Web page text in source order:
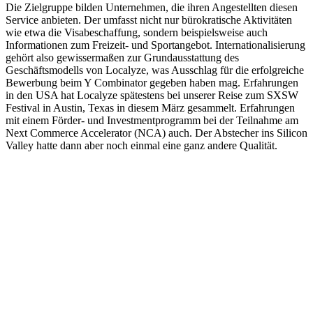
Die Zielgruppe bilden Unternehmen, die ihren Angestellten diesen
Service anbieten. Der umfasst nicht nur bürokratische Aktivitäten
wie etwa die Visabeschaffung, sondern beispielsweise auch
Informationen zum Freizeit- und Sportangebot. Internationalisierung
gehört also gewissermaßen zur Grundausstattung des
Geschäftsmodells von Localyze, was Ausschlag für die erfolgreiche
Bewerbung beim Y Combinator gegeben haben mag. Erfahrungen
in den USA hat Localyze spätestens bei unserer Reise zum SXSW
Festival in Austin, Texas in diesem März gesammelt. Erfahrungen
mit einem Förder- und Investmentprogramm bei der Teilnahme am
Next Commerce Accelerator (NCA) auch. Der Abstecher ins Silicon
Valley hatte dann aber noch einmal eine ganz andere Qualität.